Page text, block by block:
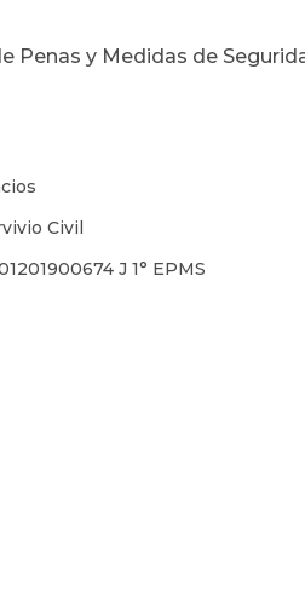
Penas y Medidas de
Civil
J 1° EPMS